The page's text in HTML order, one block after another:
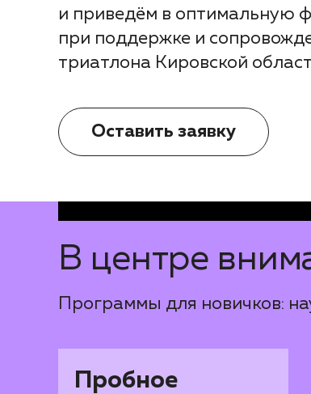
и приведём в оптимальную
при поддержке и
триатлона Кировской
Оставить заявку
В центре
Программы для новичков:
Пробное